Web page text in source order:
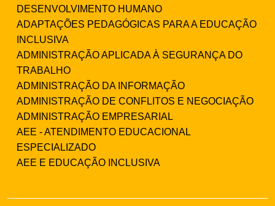
DESENVOLVIMENTO HUMANO
ADAPTAÇÕES PEDAGÓGICAS PARA A EDUCAÇÃO
INCLUSIVA
ADMINISTRAÇÃO APLICADA À SEGURANÇA DO
TRABALHO
ADMINISTRAÇÃO DA INFORMAÇÃO
ADMINISTRAÇÃO DE CONFLITOS E NEGOCIAÇÃO
ADMINISTRAÇÃO EMPRESARIAL
AEE - ATENDIMENTO EDUCACIONAL
ESPECIALIZADO
AEE E EDUCAÇÃO INCLUSIVA